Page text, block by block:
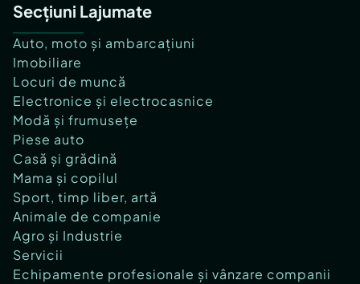
Secțiuni Lajumate
Auto, moto și ambarcațiuni
Imobiliare
Locuri de muncă
Electronice și electrocasnice
Modă și frumusețe
Piese auto
Casă și grădină
Mama și copilul
Sport, timp liber, artă
Animale de companie
Agro și Industrie
Servicii
Echipamente profesionale și vânzare companii